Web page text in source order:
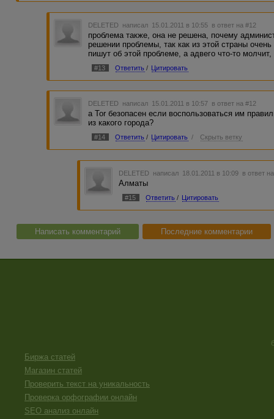
DELETED написал 15.01.2011 в 10:55 в ответ на #12
проблема также, она не решена, почему
решении проблемы, так как из этой страны
пишут об этой проблеме, а адвего что-то
#13 Ответить / Цитировать
DELETED написал 15.01.2011 в 10:57 в ответ на #12
а Tor безопасен если воспользоваться им
из какого города?
#14 Ответить / Цитировать / Скрыть ветку
DELETED написал 18.01.2011 в 10:09 в ответ
Алматы
#15 Ответить / Цитировать
Написать комментарий Последние комментарии
Биржа статей
Магазин статей
Проверить текст на уникальность
Проверка орфографии онлайн
SEO анализ онлайн